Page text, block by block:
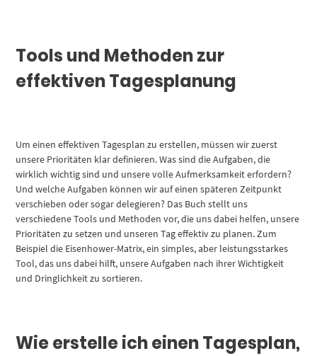
Tools und Methoden zur
effektiven Tagesplanung
Um einen effektiven Tagesplan zu erstellen, müssen wir zuerst
unsere Prioritäten klar definieren. Was sind die Aufgaben, die
wirklich wichtig sind und unsere volle Aufmerksamkeit erfordern?
Und welche Aufgaben können wir auf einen späteren Zeitpunkt
verschieben oder sogar delegieren? Das Buch stellt uns
verschiedene Tools und Methoden vor, die uns dabei helfen, unsere
Prioritäten zu setzen und unseren Tag effektiv zu planen. Zum
Beispiel die Eisenhower-Matrix, ein simples, aber leistungsstarkes
Tool, das uns dabei hilft, unsere Aufgaben nach ihrer Wichtigkeit
und Dringlichkeit zu sortieren.
Wie erstelle ich einen Tagesplan,